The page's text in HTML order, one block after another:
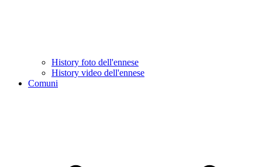
History foto dell'ennese
History video dell'ennese
Comuni